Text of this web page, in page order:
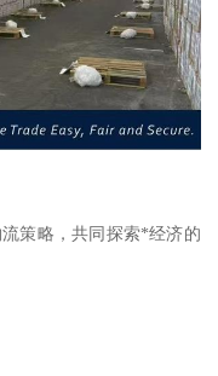
策略，共同探索*经济的